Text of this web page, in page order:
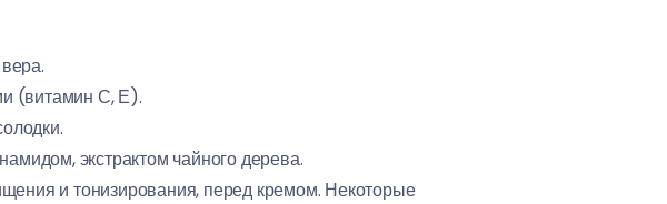
(витамин С, Е).
экстрактом чайного дерева.
и тонизирования, перед кремом. Некоторые